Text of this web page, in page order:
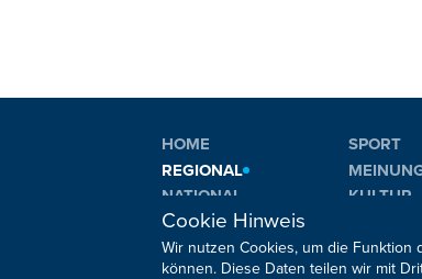
HOME
REGIONAL
NATIONAL
INTERNATIONAL
SPORT
KULTUR
Cookie Hinweis
Wir nutzen Cookies, um die Funktion
können. Diese Daten teilen wir mit